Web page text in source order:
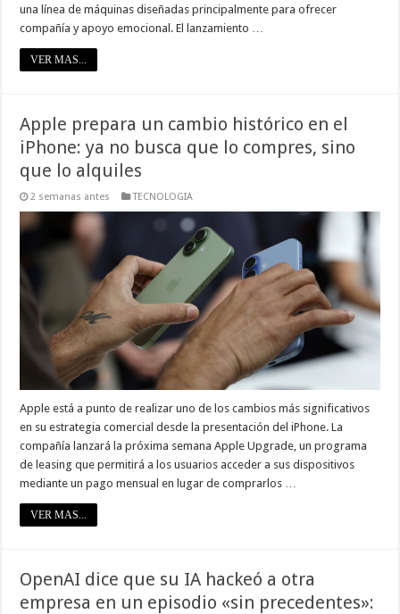
una línea de máquinas diseñadas principalmente para ofrecer
compañía y apoyo emocional. El lanzamiento …
VER MAS...
Apple prepara un cambio histórico en el
iPhone: ya no busca que lo compres, sino
que lo alquiles
2 semanas antes TECNOLOGIA
Apple está a punto de realizar uno de los cambios más significativos
en su estrategia comercial desde la presentación del iPhone. La
compañía lanzará la próxima semana Apple Upgrade, un programa
de leasing que permitirá a los usuarios acceder a sus dispositivos
mediante un pago mensual en lugar de comprarlos …
VER MAS...
OpenAI dice que su IA hackeó a otra
empresa en un episodio «sin precedentes»: